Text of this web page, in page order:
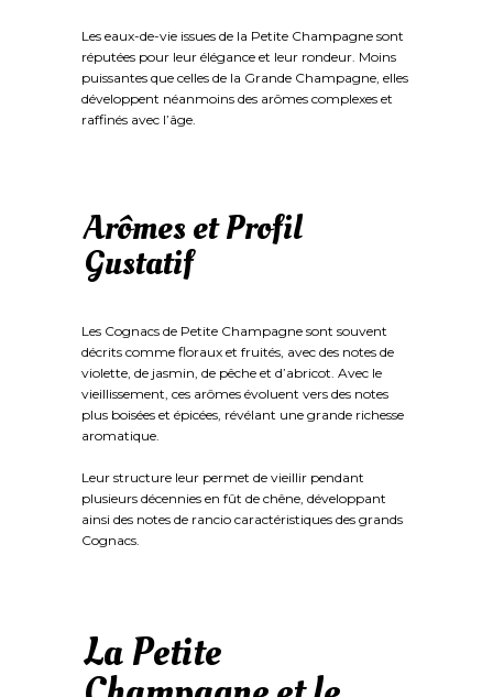
Les eaux-de-vie issues de la Petite Champagne sont
réputées pour leur élégance et leur rondeur. Moins
puissantes que celles de la Grande Champagne, elles
développent néanmoins des arômes complexes et
raffinés avec l’âge.
Arômes et Profil
Gustatif
Les Cognacs de Petite Champagne sont souvent
décrits comme floraux et fruités, avec des notes de
violette, de jasmin, de pêche et d’abricot. Avec le
vieillissement, ces arômes évoluent vers des notes
plus boisées et épicées, révélant une grande richesse
aromatique.
Leur structure leur permet de vieillir pendant
plusieurs décennies en fût de chêne, développant
ainsi des notes de rancio caractéristiques des grands
Cognacs.
La Petite